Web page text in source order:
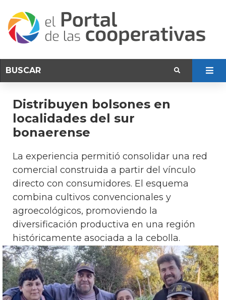
Distribuyen bolsones en
localidades del sur
bonaerense
La experiencia permitió consolidar una red
comercial construida a partir del vínculo
directo con consumidores. El esquema
combina cultivos convencionales y
agroecológicos, promoviendo la
diversificación productiva en una región
históricamente asociada a la cebolla.